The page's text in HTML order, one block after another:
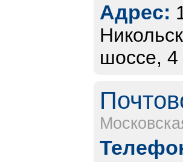
Адрес:
шоссе, 4